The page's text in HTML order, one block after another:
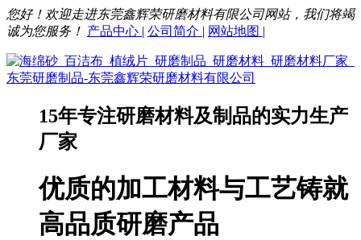
您好！欢迎走进东莞鑫辉荣研磨材料有限公司网站，我们将竭
诚为您服务！ 产品中心 | 公司简介 | 网站地图 |
15年专注研磨材料及制品的实力生产
厂家
优质的加工材料与工艺铸就
高品质研磨产品